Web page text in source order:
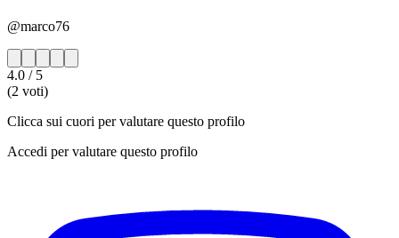
@marco76
4.0 / 5
(2 voti)
Clicca sui cuori per valutare questo profilo
Accedi per valutare questo profilo